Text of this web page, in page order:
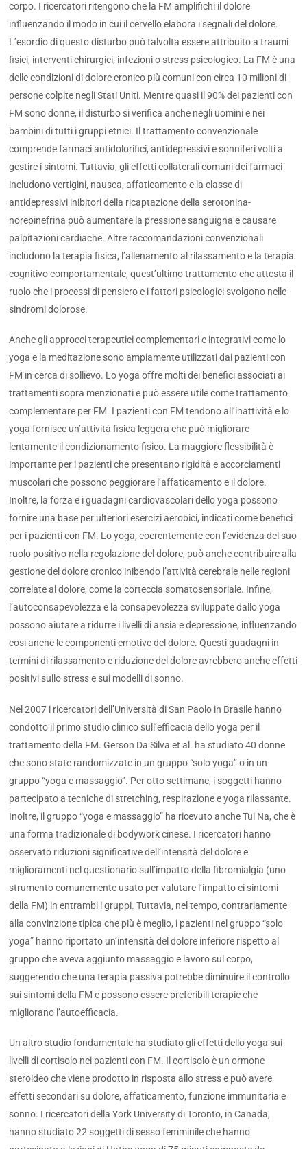
corpo. I ricercatori ritengono che la FM amplifichi il dolore
influenzando il modo in cui il cervello elabora i segnali del dolore.
L’esordio di questo disturbo può talvolta essere attribuito a traumi
fisici, interventi chirurgici, infezioni o stress psicologico. La FM è una
delle condizioni di dolore cronico più comuni con circa 10 milioni di
persone colpite negli Stati Uniti. Mentre quasi il 90% dei pazienti con
FM sono donne, il disturbo si verifica anche negli uomini e nei
bambini di tutti i gruppi etnici. Il trattamento convenzionale
comprende farmaci antidolorifici, antidepressivi e sonniferi volti a
gestire i sintomi. Tuttavia, gli effetti collaterali comuni dei farmaci
includono vertigini, nausea, affaticamento e la classe di
antidepressivi inibitori della ricaptazione della serotonina-
norepinefrina può aumentare la pressione sanguigna e causare
palpitazioni cardiache. Altre raccomandazioni convenzionali
includono la terapia fisica, l’allenamento al rilassamento e la terapia
cognitivo comportamentale, quest’ultimo trattamento che attesta il
ruolo che i processi di pensiero e i fattori psicologici svolgono nelle
sindromi dolorose.
Anche gli approcci terapeutici complementari e integrativi come lo
yoga e la meditazione sono ampiamente utilizzati dai pazienti con
FM in cerca di sollievo. Lo yoga offre molti dei benefici associati ai
trattamenti sopra menzionati e può essere utile come trattamento
complementare per FM. I pazienti con FM tendono all’inattività e lo
yoga fornisce un’attività fisica leggera che può migliorare
lentamente il condizionamento fisico. La maggiore flessibilità è
importante per i pazienti che presentano rigidità e accorciamenti
muscolari che possono peggiorare l’affaticamento e il dolore.
Inoltre, la forza e i guadagni cardiovascolari dello yoga possono
fornire una base per ulteriori esercizi aerobici, indicati come benefici
per i pazienti con FM. Lo yoga, coerentemente con l’evidenza del suo
ruolo positivo nella regolazione del dolore, può anche contribuire alla
gestione del dolore cronico inibendo l’attività cerebrale nelle regioni
correlate al dolore, come la corteccia somatosensoriale. Infine,
l’autoconsapevolezza e la consapevolezza sviluppate dallo yoga
possono aiutare a ridurre i livelli di ansia e depressione, influenzando
così anche le componenti emotive del dolore. Questi guadagni in
termini di rilassamento e riduzione del dolore avrebbero anche effetti
positivi sullo stress e sui modelli di sonno.
Nel 2007 i ricercatori dell’Università di San Paolo in Brasile hanno
condotto il primo studio clinico sull’efficacia dello yoga per il
trattamento della FM. Gerson Da Silva et al. ha studiato 40 donne
che sono state randomizzate in un gruppo “solo yoga” o in un
gruppo “yoga e massaggio”. Per otto settimane, i soggetti hanno
partecipato a tecniche di stretching, respirazione e yoga rilassante.
Inoltre, il gruppo “yoga e massaggio” ha ricevuto anche Tui Na, che è
una forma tradizionale di bodywork cinese. I ricercatori hanno
osservato riduzioni significative dell’intensità del dolore e
miglioramenti nel questionario sull’impatto della fibromialgia (uno
strumento comunemente usato per valutare l’impatto ei sintomi
della FM) in entrambi i gruppi. Tuttavia, nel tempo, contrariamente
alla convinzione tipica che più è meglio, i pazienti nel gruppo “solo
yoga” hanno riportato un’intensità del dolore inferiore rispetto al
gruppo che aveva aggiunto massaggio e lavoro sul corpo,
suggerendo che una terapia passiva potrebbe diminuire il controllo
sui sintomi della FM e possono essere preferibili terapie che
migliorano l’autoefficacia.
Un altro studio fondamentale ha studiato gli effetti dello yoga sui
livelli di cortisolo nei pazienti con FM. Il cortisolo è un ormone
steroideo che viene prodotto in risposta allo stress e può avere
effetti secondari su dolore, affaticamento, funzione immunitaria e
sonno. I ricercatori della York University di Toronto, in Canada,
hanno studiato 22 soggetti di sesso femminile che hanno